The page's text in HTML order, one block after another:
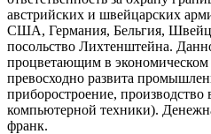
австрийских и швейцарских
США, Германия, Бельгия,
посольство Лихтенштейна.
процветающим в
превосходно развита
приборостроение,
компьютерной техники).
франк.